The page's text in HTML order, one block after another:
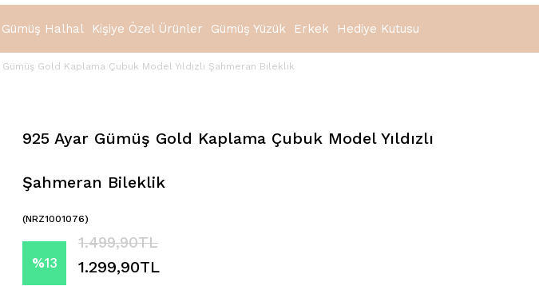
Gümüş Halhal Kişiye Özel Ürünler Gümüş Yüzük Erkek Hediye Kutusu
Gümüş Gold Kaplama Çubuk Model Yıldızlı Şahmeran Bileklik
925 Ayar Gümüş Gold Kaplama Çubuk Model Yıldızlı
Şahmeran Bileklik
(NRZ1001076)
%13
1.499,90TL
1.299,90TL